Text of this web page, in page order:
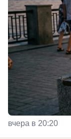
вчера в 20:20